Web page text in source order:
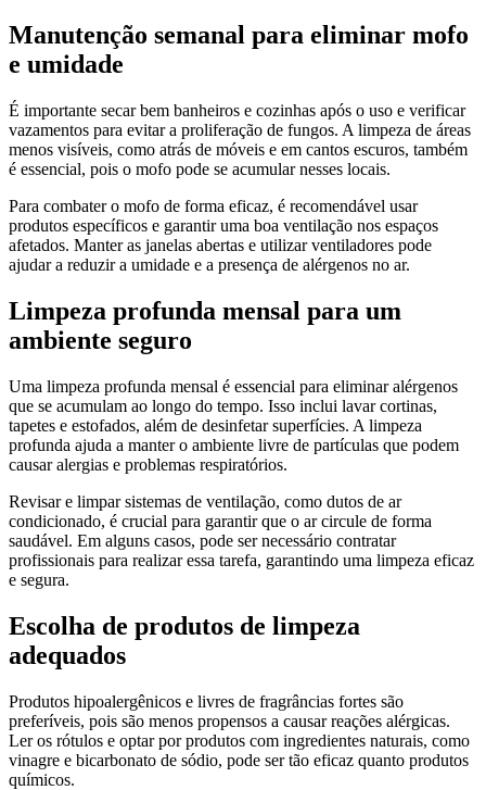
Manutenção semanal para eliminar mofo
e umidade
É importante secar bem banheiros e cozinhas após o uso e verificar
vazamentos para evitar a proliferação de fungos. A limpeza de áreas
menos visíveis, como atrás de móveis e em cantos escuros, também
é essencial, pois o mofo pode se acumular nesses locais.
Para combater o mofo de forma eficaz, é recomendável usar
produtos específicos e garantir uma boa ventilação nos espaços
afetados. Manter as janelas abertas e utilizar ventiladores pode
ajudar a reduzir a umidade e a presença de alérgenos no ar.
Limpeza profunda mensal para um
ambiente seguro
Uma limpeza profunda mensal é essencial para eliminar alérgenos
que se acumulam ao longo do tempo. Isso inclui lavar cortinas,
tapetes e estofados, além de desinfetar superfícies. A limpeza
profunda ajuda a manter o ambiente livre de partículas que podem
causar alergias e problemas respiratórios.
Revisar e limpar sistemas de ventilação, como dutos de ar
condicionado, é crucial para garantir que o ar circule de forma
saudável. Em alguns casos, pode ser necessário contratar
profissionais para realizar essa tarefa, garantindo uma limpeza eficaz
e segura.
Escolha de produtos de limpeza
adequados
Produtos hipoalergênicos e livres de fragrâncias fortes são
preferíveis, pois são menos propensos a causar reações alérgicas.
Ler os rótulos e optar por produtos com ingredientes naturais, como
vinagre e bicarbonato de sódio, pode ser tão eficaz quanto produtos
químicos.